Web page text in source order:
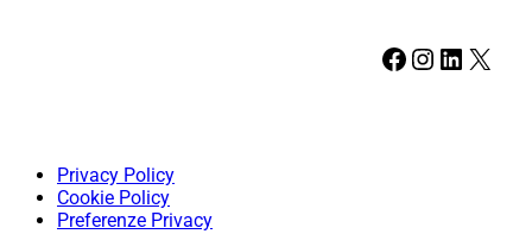
Facebook Instagram LinkedIn X
Privacy Policy
Cookie Policy
Preferenze Privacy